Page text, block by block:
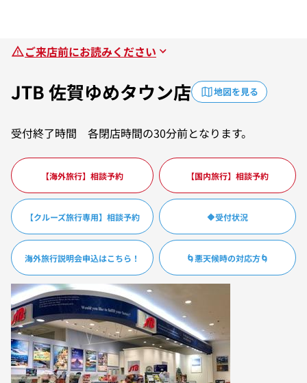
ご来店前にお読みください
JTB 佐賀ゆめタウン店 地図を見る
受付終了時間 各閉店時間の30分前となります。
【海外旅行】相談予約 【国内旅行】相談予約
【クルーズ旅行専用】相談予約 🔶受付状況
海外旅行説明会申込はこちら！ 🌀悪天候時の対応方🌀